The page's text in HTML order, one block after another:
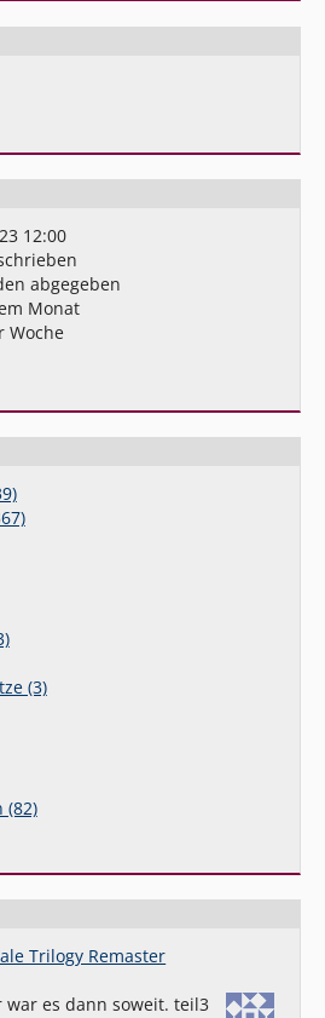
12:00
abgegeben
Monat
Woche
(3)
(82)
Trilogy Remaster
war es dann soweit. teil3